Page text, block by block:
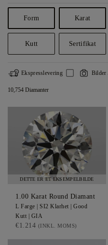
Form Karat
Kutt Sertifikat
Ekspresslevering Bilder
10,754 Diamanter
DETTE ER ET EKSEMPELBILDE
1.00 Karat Round Diamant
L Farge | SI2 Klarhet | Good
Kutt | GIA
€1.214 (INKL. MOMS)